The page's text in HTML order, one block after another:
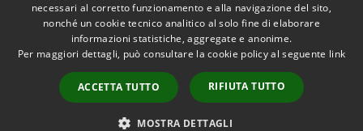
Accessibilità
Copyright © 2026 • Comune di
Sant'Antonio Abate • Powered
byMunicipium
Accesso
redazione
necessari al corretto funzionamento e alla navigazione del sito,
nonché un cookie tecnico analitico al solo fine di elaborare
informazioni statistiche, aggregate e anonime.
Per maggiori dettagli, può consultare la cookie policy al seguente link
ACCETTA TUTTO RIFIUTA TUTTO
MOSTRA DETTAGLI